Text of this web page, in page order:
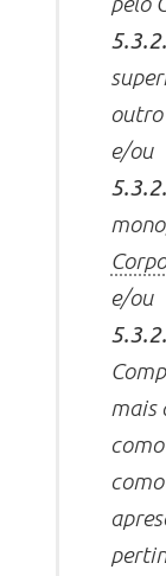
outro
e/ou
e/ou
mais